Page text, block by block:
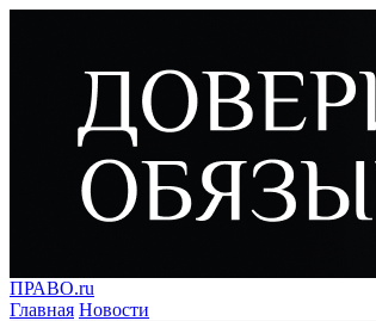
ПРАВО.ru
Главная Новости